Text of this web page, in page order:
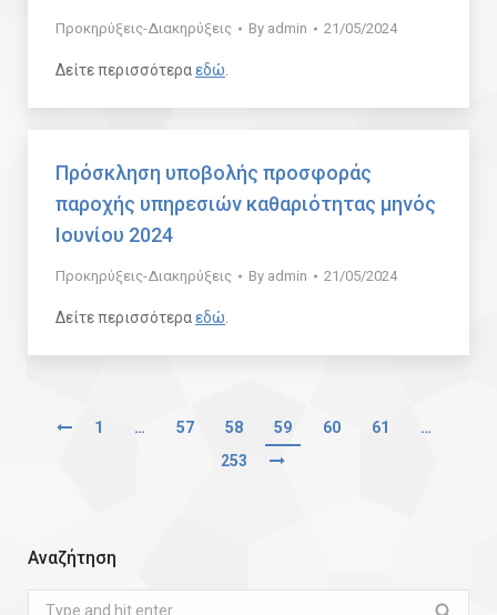
Προκηρύξεις-Διακηρύξεις By admin 21/05/2024
Δείτε περισσότεραεδώ
Πρόσκληση υποβολής προσφοράς
παροχής υπηρεσιών καθαριότητας μηνός
Ιουνίου 2024
Προκηρύξεις-Διακηρύξεις By admin 21/05/2024
Δείτε περισσότεραεδώ
1 … 57 58 59 60 61
…
253
Αναζήτηση
Search: